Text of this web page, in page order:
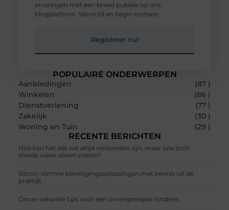
POPULAIRE ONDERWERPEN
Aanbiedingen
(87 )
Winkelen
(86 )
Dienstverlening
(77 )
Zakelijk
(30 )
Woning en Tuin
(29 )
RECENTE BERICHTEN
Hoe kan het dat we altijd verbonden zijn, maar ons toch
steeds vaker alleen voelen?
Sitcon: slimme beveiligingsoplossingen met kennis uit de
praktijk
Oman vakantie tips voor een onvergetelijke rondreis
ervaringen met een breed publiek op ons
blogplatform. Word lid en begin meteen.
Registreer nu!